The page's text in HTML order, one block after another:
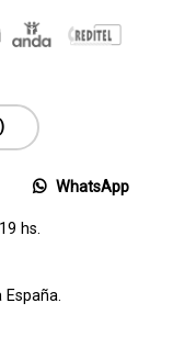
WhatsApp
hs.
España.